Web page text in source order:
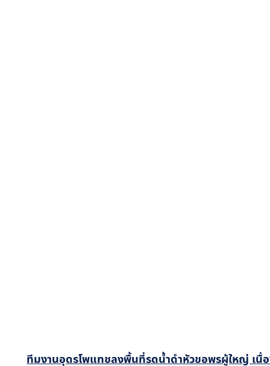
ทีมงานอุดรโพแทชลงพื้นที่รดน้ำดำหัวขอพรผู้ใหญ่ เนื่อ